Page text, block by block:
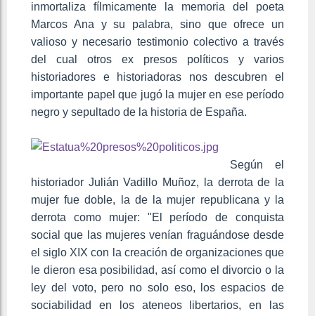
inmortaliza fílmicamente la memoria del poeta
Marcos Ana y su palabra, sino que ofrece un
valioso y necesario testimonio colectivo a través
del cual otros ex presos políticos y varios
historiadores e historiadoras nos descubren el
importante papel que jugó la mujer en ese período
negro y sepultado de la historia de España.
Según el
historiador Julián Vadillo Muñoz, la derrota de la
mujer fue doble, la de la mujer republicana y la
derrota como mujer: "El período de conquista
social que las mujeres venían fraguándose desde
el siglo XIX con la creación de organizaciones que
le dieron esa posibilidad, así como el divorcio o la
ley del voto, pero no solo eso, los espacios de
sociabilidad en los ateneos libertarios, en las